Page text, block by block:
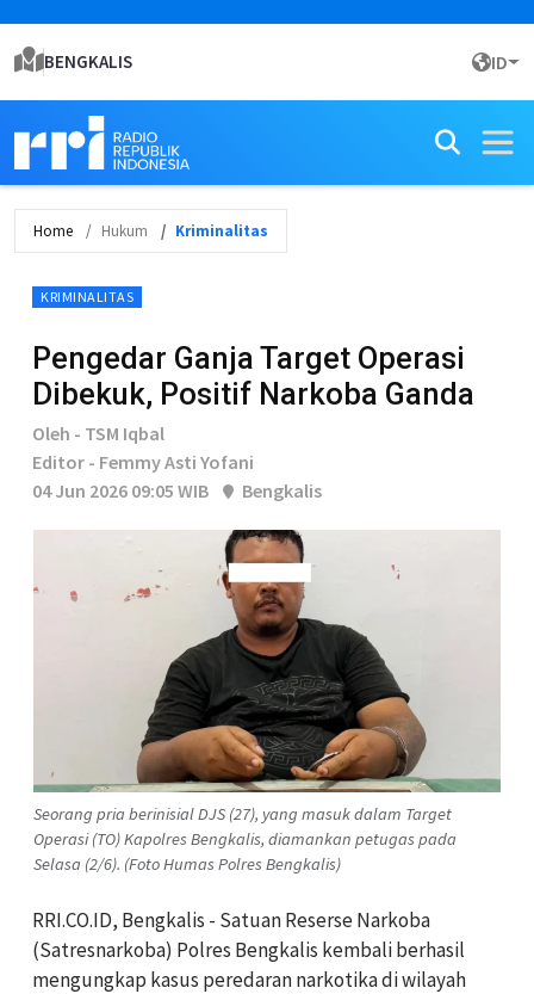
BENGKALIS ID
Home Hukum Kriminalitas
KRIMINALITAS
Pengedar Ganja Target Operasi
Dibekuk, Positif Narkoba Ganda
Oleh - TSM Iqbal
Editor - Femmy Asti Yofani
04 Jun 2026 09:05 WIB
Bengkalis
Seorang pria berinisial DJS (27), yang masuk dalam Target
Operasi (TO) Kapolres Bengkalis, diamankan petugas pada
Selasa (2/6). (Foto Humas Polres Bengkalis)
RRI.CO.ID, Bengkalis - Satuan Reserse Narkoba
(Satresnarkoba) Polres Bengkalis kembali berhasil
mengungkap kasus peredaran narkotika di wilayah